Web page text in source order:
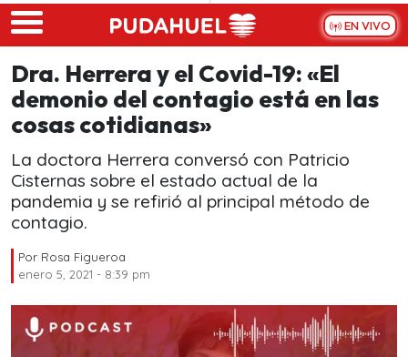
Skip to main content
EN VIVO
Dra. Herrera y el Covid-19: «El
demonio del contagio está en las
cosas cotidianas»
La doctora Herrera conversó con Patricio
Cisternas sobre el estado actual de la
pandemia y se refirió al principal método de
contagio.
Por Rosa Figueroa
enero 5, 2021 - 8:39 pm